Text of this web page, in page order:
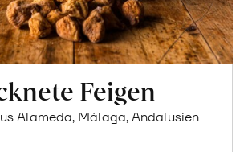
Feigen
Alameda, Málaga, Andalusien